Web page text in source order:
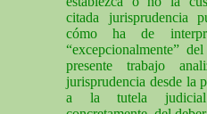
citada jurisprudencia
cómo ha de
“excepcionalmente”
presente trabajo
jurisprudencia desde la
a la tutela